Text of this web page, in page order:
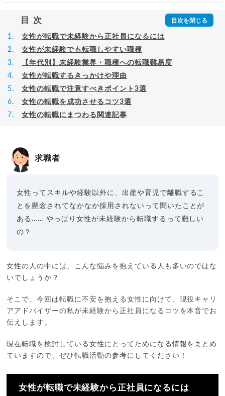
目次
女性が転職で未経験から正社員になるには
女性が未経験でも転職しやすい職種
【年代別】未経験業界・職種への転職難易度
女性が転職するきっかけや理由
女性の転職で注意すべきポイント3選
女性の転職を成功させるコツ3選
女性の転職にまつわる関連記事
求職者
女性ってスキルや経験以外に、出産や育児で離職するこ
とを懸念されてなかなか採用されないって聞いたことが
ある……やっぱり女性が未経験から転職するって難しい
の？
女性の人の中には、こんな悩みを抱えている人も多いのではな
いでしょうか？
そこで、今回は転職に不安を抱える女性に向けて、現役キャリ
アアドバイザーの私が未経験から正社員になるコツを本音でお
伝えします。
現在転職を検討している女性にとってためになる情報をまとめ
ていますので、ぜひ転職活動の参考にしてください！
女性が転職で未経験から正社員になるには